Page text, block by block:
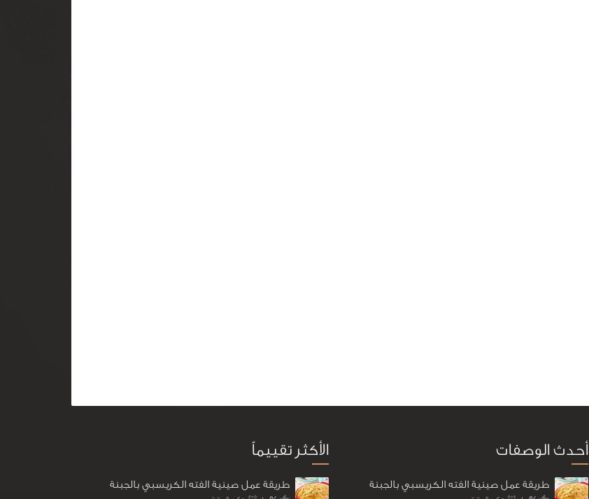
الأكثر تقييماً
طريقة عمل صينية الفته الكريسبي بالجبنة
أحدث الوصفات
طريقة عمل صينية الفته الكريسبي بالجبنة